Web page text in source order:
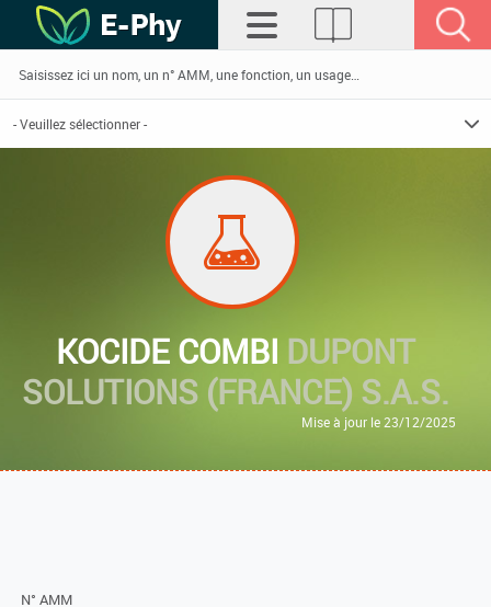
KOCIDE COMBI DUPONT
SOLUTIONS (FRANCE) S.A.S.
Mise à jour le 23/12/2025
N° AMM